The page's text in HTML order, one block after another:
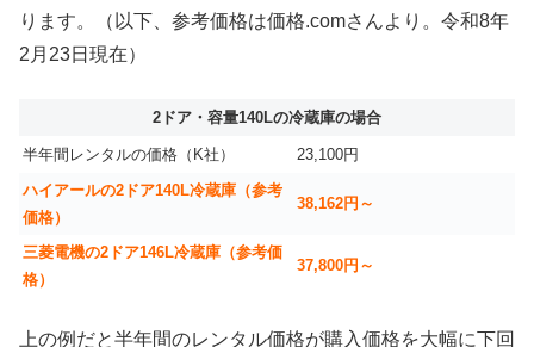
ります。（以下、参考価格は価格.comさんより。令和8年
2月23日現在）
2ドア・容量140Lの冷蔵庫の場合
半年間レンタルの価格（K社）
23,100円
ハイアールの2ドア140L冷蔵庫（参考
価格）
38,162円～
三菱電機の2ドア146L冷蔵庫（参考価
格）
37,800円～
上の例だと半年間のレンタル価格が購入価格を大幅に下回